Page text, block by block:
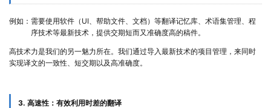
例如： 需要使用软件（UI、帮助文件、文档）等翻译记忆库、术语集管理、程
序技术等最新技术，提供交期短而又准确度高的稿件。
高技术力是我们的另一魅力所在。我们通过导入最新技术的项目管理，来同时
实现译文的一致性、短交期以及高准确度。
3. 高速性：有效利用时差的翻译